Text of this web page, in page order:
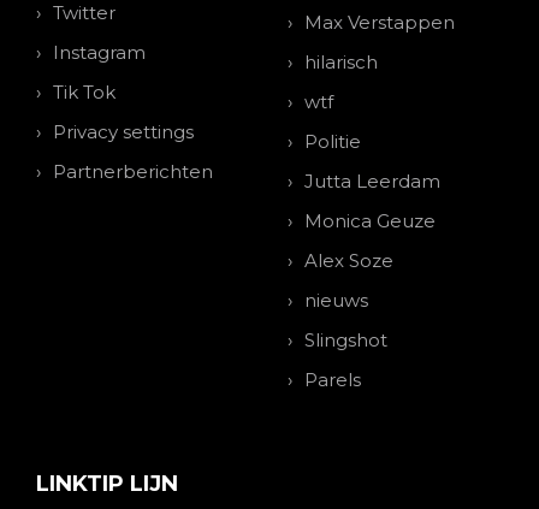
Twitter
Instagram
Tik Tok
Privacy settings
Partnerberichten
Max Verstappen
hilarisch
wtf
Politie
Jutta Leerdam
Monica Geuze
Alex Soze
nieuws
Slingshot
Parels
LINKTIP LIJN